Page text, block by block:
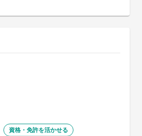
資格・免許を活かせる